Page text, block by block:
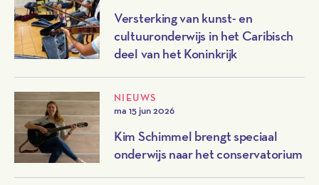
Versterking van kunst- en
cultuuronderwijs in het Caribisch
deel van het Koninkrijk
NIEUWS
ma 15 jun 2026
Kim Schimmel brengt speciaal
onderwijs naar het conservatorium